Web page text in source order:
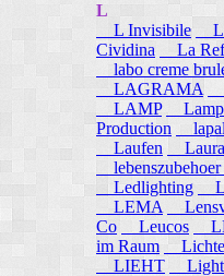
L
L Invisibile
Cividina
La
labo creme
LAGRAMA
LAMP
Production
Laufen
lebenszubehoer
Ledlighting
LEMA
Co
Leucos
im Raum
LIEHT